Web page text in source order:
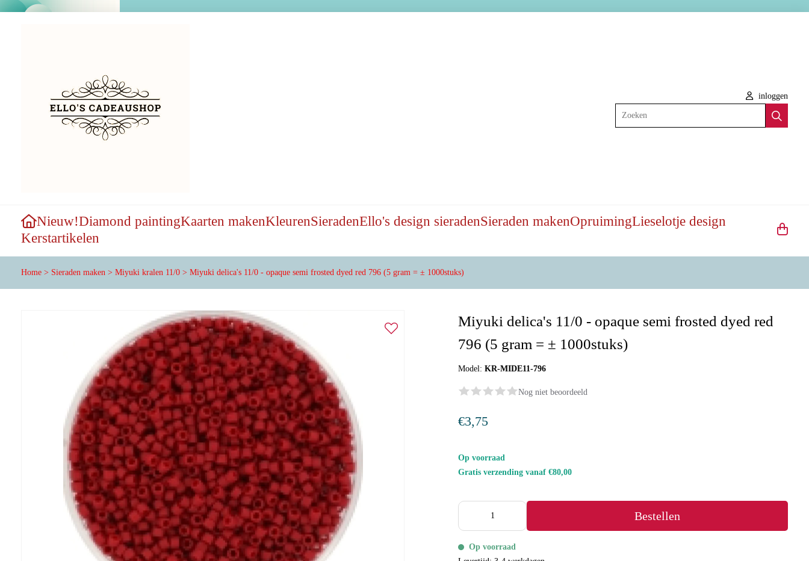
inloggen
Zoeken
Nieuw!Diamond paintingKaarten makenKleurenSieradenEllo's design sieradenSieraden makenOpruimingLieselotje design
Kerstartikelen
Home > Sieraden maken > Miyuki kralen 11/0 > Miyuki delica's 11/0 - opaque semi frosted dyed red 796 (5 gram = ± 1000stuks)
Miyuki delica's 11/0 - opaque semi frosted dyed red
796 (5 gram = ± 1000stuks)
Model:KR-MIDE11-796
Nog niet beoordeeld
€3,75
Op voorraad
Gratis verzending vanaf €80,00
Bestellen
Op voorraad